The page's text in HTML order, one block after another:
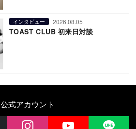
インタビュー 2026.08.05
TOAST CLUB 初来日対談
公式アカウント